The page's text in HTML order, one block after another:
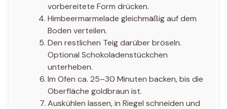
vorbereitete Form drücken.
Himbeermarmelade gleichmäßig auf dem
Boden verteilen.
Den restlichen Teig darüber bröseln.
Optional Schokoladenstückchen
unterheben.
Im Ofen ca. 25–30 Minuten backen, bis die
Oberfläche goldbraun ist.
Auskühlen lassen, in Riegel schneiden und